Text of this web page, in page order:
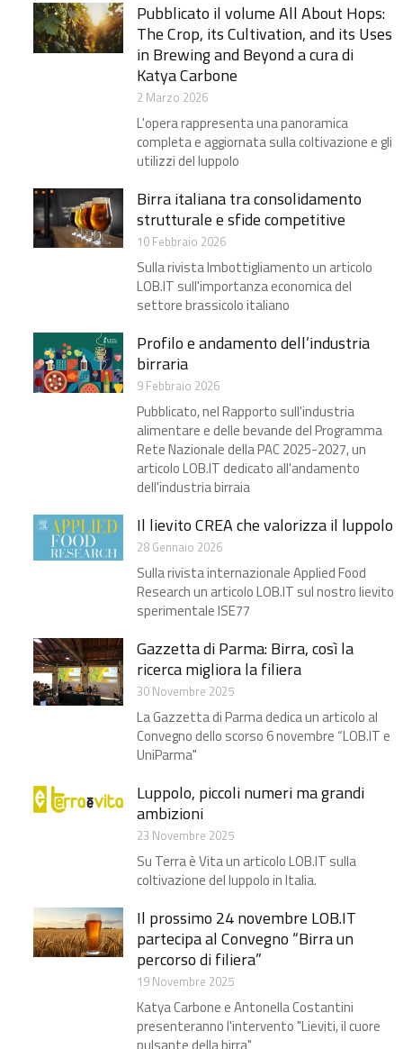
Pubblicato il volume All About Hops:
The Crop, its Cultivation, and its Uses
in Brewing and Beyond a cura di
Katya Carbone
2 Marzo 2026
L'opera rappresenta una panoramica
completa e aggiornata sulla coltivazione e gli
utilizzi del luppolo
Birra italiana tra consolidamento
strutturale e sfide competitive
10 Febbraio 2026
Sulla rivista Imbottigliamento un articolo
LOB.IT sull'importanza economica del
settore brassicolo italiano
Profilo e andamento dell’industria
birraria​
9 Febbraio 2026
Pubblicato, nel Rapporto sull'industria
alimentare e delle bevande del Programma
Rete Nazionale della PAC 2025-2027, un
articolo LOB.IT dedicato all'andamento
dell'industria birraia
Il lievito CREA che valorizza il luppolo​
28 Gennaio 2026
Sulla rivista internazionale Applied Food
Research un articolo LOB.IT sul nostro lievito
sperimentale ISE77
Gazzetta di Parma: Birra, così la
ricerca migliora la filiera​
30 Novembre 2025
La Gazzetta di Parma dedica un articolo al
Convegno dello scorso 6 novembre “LOB.IT e
UniParma"
Luppolo, piccoli numeri ma grandi
ambizioni​
23 Novembre 2025
Su Terra è Vita un articolo LOB.IT sulla
coltivazione del luppolo in Italia.
Il prossimo 24 novembre LOB.IT
partecipa al Convegno “Birra un
percorso di filiera”
19 Novembre 2025
Katya Carbone e Antonella Costantini
presenteranno l'intervento "Lieviti, il cuore